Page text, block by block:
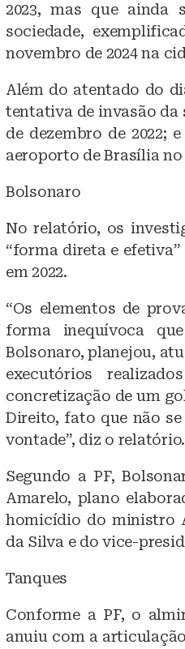
2023, mas que ainda
sociedade,
novembro de 2024 na
Além do atentado do
tentativa de invasão da
de dezembro de 2022;
aeroporto de Brasília no
Bolsonaro
No relatório, os
“forma direta e
em 2022.
“Os elementos de
forma inequívoca
Bolsonaro, planejou,
executórios
concretização de um
Direito, fato que não
vontade”, diz o relatório.
Segundo a PF,
Amarelo, plano
homicídio do ministro
da Silva e do vice-
Tanques
Conforme a PF, o
anuiu com a